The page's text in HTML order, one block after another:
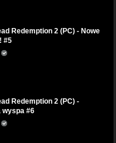
Redemption 2 (PC) - Nowe
#5
Redemption 2 (PC) -
wyspa #6